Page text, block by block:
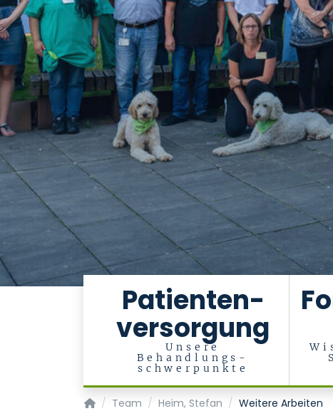
Patienten-
versorgung
Unsere
Behandlungs-
schwerpunkte
Department of Psychiatry, Psychotherapy and
Team Heim, Stefan Weitere Arbeiten